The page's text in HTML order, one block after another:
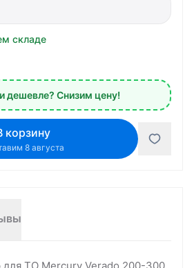
складе
дешевле? Снизим цену!
корзину
8 августа